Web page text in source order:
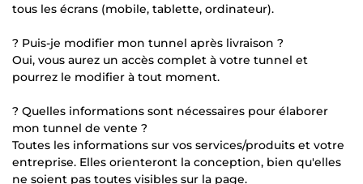
tous les écrans (mobile, tablette, ordinateur).
? Puis-je modifier mon tunnel après livraison ?
Oui, vous aurez un accès complet à votre tunnel et
pourrez le modifier à tout moment.
? Quelles informations sont nécessaires pour élaborer
mon tunnel de vente ?
Toutes les informations sur vos services/produits et votre
entreprise. Elles orienteront la conception, bien qu'elles
ne soient pas toutes visibles sur la page.